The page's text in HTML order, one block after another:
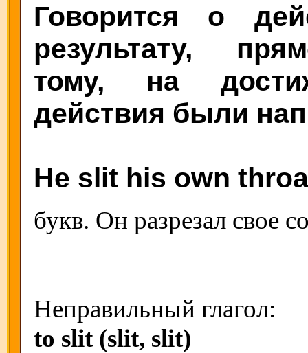
Говорится о
результату,
тому, на
действия были
He slit his own
букв. Он разрезал свое
Неправильный глагол:
to slit (slit, slit)